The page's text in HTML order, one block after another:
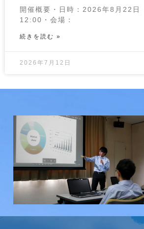
開催概要・日時：2026年8月22日
12:00・会場：
続きを読む »
2026年7月12日